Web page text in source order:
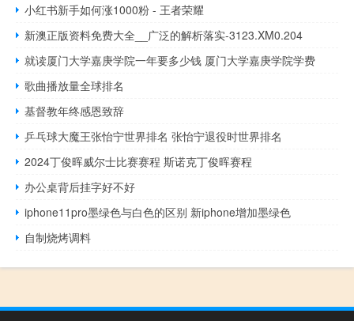
小红书新手如何涨1000粉 - 王者荣耀
新澳正版资料免费大全__广泛的解析落实-3123.XM0.204
就读厦门大学嘉庚学院一年要多少钱 厦门大学嘉庚学院学费
歌曲播放量全球排名
基督教年终感恩致辞
乒乓球大魔王张怡宁世界排名 张怡宁退役时世界排名
2024丁俊晖威尔士比赛赛程 斯诺克丁俊晖赛程
办公桌背后挂字好不好
iphone11pro墨绿色与白色的区别 新iphone增加墨绿色
自制烧烤调料